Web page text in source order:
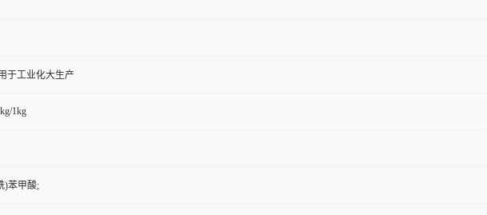
于工业化大生产
1kg
)苯甲酸;